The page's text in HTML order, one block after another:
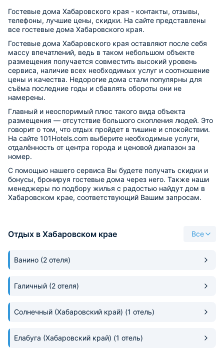
Гостевые дома Хабаровского края - контакты, отзывы,
телефоны, лучшие цены, скидки. На сайте представлены
все гостевые дома Хабаровского края.
Гостевые дома Хабаровского края оставляют после себя
массу впечатлений, ведь в таком небольшом объекте
размещения получается совместить высокий уровень
сервиса, наличие всех необходимых услуг и соотношение
цены и качества. Недорогие дома стали популярны для
съёма последние годы и сбавлять обороты они не
намерены.
Главный и неоспоримый плюс такого вида объекта
размещения — отсутствие большого скопления людей. Это
говорит о том, что отдых пройдет в тишине и спокойствии.
На сайте 101Hotels.com выберите необходимые услуги,
отдалённость от центра города и ценовой диапазон за
номер.
С помощью нашего сервиса Вы будете получать скидки и
бонусы, бронируя гостевые дома через него. Также наши
менеджеры по подбору жилья с радостью найдут дом в
Хабаровском крае, соответствующий Вашим запросам.
Отдых в Хабаровском крае Все
Ванино (2 отеля)
Галичный (2 отеля)
Солнечный (Хабаровский край) (1 отель)
Елабуга (Хабаровский край) (1 отель)